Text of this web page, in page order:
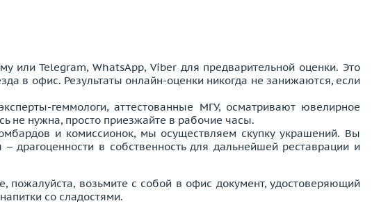
или Telegram, WhatsApp, Viber для предварительной оценки. Это
в офис. Результаты онлайн-оценки никогда не занижаются, если
геммологи, аттестованные МГУ, осматривают ювелирное
не нужна, просто приезжайте в рабочие часы.
и комиссионок, мы осуществляем скупку украшений. Вы
драгоценности в собственность для дальнейшей реставрации и
возьмите с собой в офис документ, удостоверяющий
со сладостями.